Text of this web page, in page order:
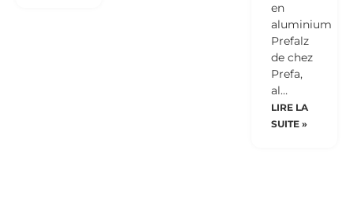
en
aluminium
Prefalz
de chez
Prefa,
al…
LIRE LA
SUITE »